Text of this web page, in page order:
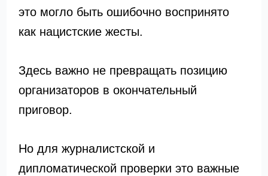
это могло быть ошибочно воспринято
как нацистские жесты.
Здесь важно не превращать позицию
организаторов в окончательный
приговор.
Но для журналистской и
дипломатической проверки это важные